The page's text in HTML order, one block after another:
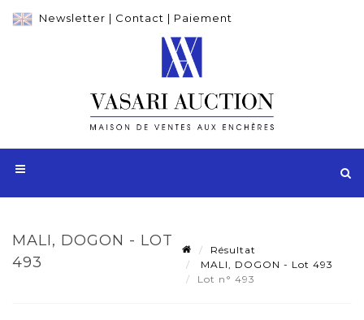
Newsletter | Contact | Paiement
MALI, DOGON - LOT
493
Résultat
MALI, DOGON - Lot 493
Lot n° 493